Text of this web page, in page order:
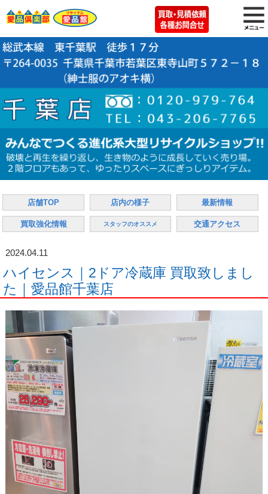
店舗TOP 店内の様子 最新情報
買取強化情報 スタッフのオススメ 交通アクセス
2024.04.11
ハイセンス｜2ドア冷蔵庫 買取致しまし
た｜愛品館千葉店